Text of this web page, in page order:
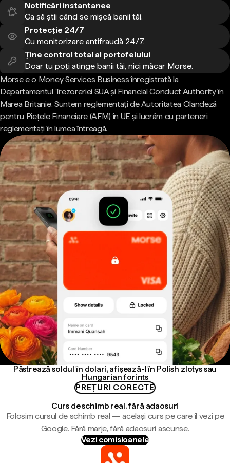
Notificări instantanee
Ca să știi când se mișcă banii tăi.
Protecție 24/7
Cu monitorizare antifraudă 24/7.
Ține control total al portofelului
Doar tu poți atinge banii tăi, nici măcar Morse.
Morse e o Money Services Business înregistrată la
Departamentul Trezoreriei SUA și Financial Conduct Authority în
Marea Britanie. Suntem reglementați de Autoritatea Olandeză
pentru Piețele Financiare (AFM) în UE și lucrăm cu parteneri
reglementați în lumea întreagă.
Păstrează soldul în dolari, afișează-l în Polish zlotys sau
Hungarian forints
PREȚURI CORECTE
Curs de schimb real, fără adaosuri
Folosim cursul de schimb real — același curs pe care îl vezi pe
Google. Fără marje, fără adaosuri ascunse.
Vezi comisioanele